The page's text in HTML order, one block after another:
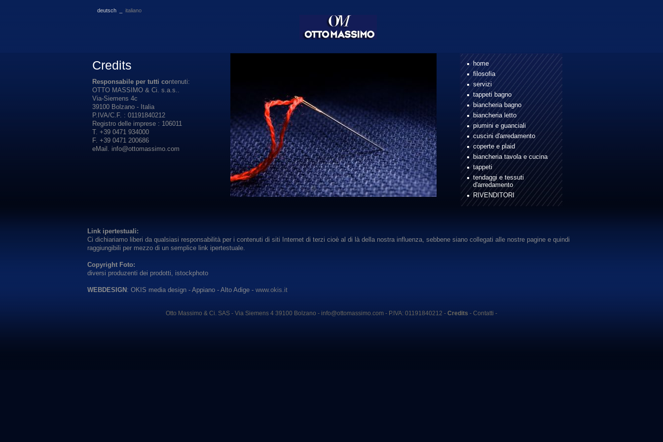
deutsch italiano
Credits
Responsabile per tutti contenuti:
OTTO MASSIMO & Ci. s.a.s..
Via-Siemens 4c
39100 Bolzano - Italia
P.IVA/C.F. : 01191840212
Registro delle imprese : 106011
T. +39 0471 934000
F. +39 0471 200686
eMail . info@ottomassimo.com
Link ipertestuali:
Ci dichiariamo liberi da qualsiasi responsabilità per i contenuti di siti Internet di terzi cioè al di là della nostra influenza, sebbene siano collegati alle nostre pagine e quindi
raggiungibili per mezzo di un semplice link ipertestuale.
Copyright Foto:
diversi produzenti dei prodotti, istockphoto
WEBDESIGN : OKIS media design - Appiano - Alto Adige - www.okis.it
home
filosofia
servizi
tappeti bagno
biancheria bagno
biancheria letto
piumini e guanciali
cuscini d'arredamento
coperte e plaid
biancheria tavola e cucina
tappeti
tendaggi e tessuti
d'arredamento
RIVENDITORI
Otto Massimo & Ci. SAS - Via Siemens 4 39100 Bolzano - info@ottomassimo.com - P.IVA: 01191840212 - Credits - Contatti -